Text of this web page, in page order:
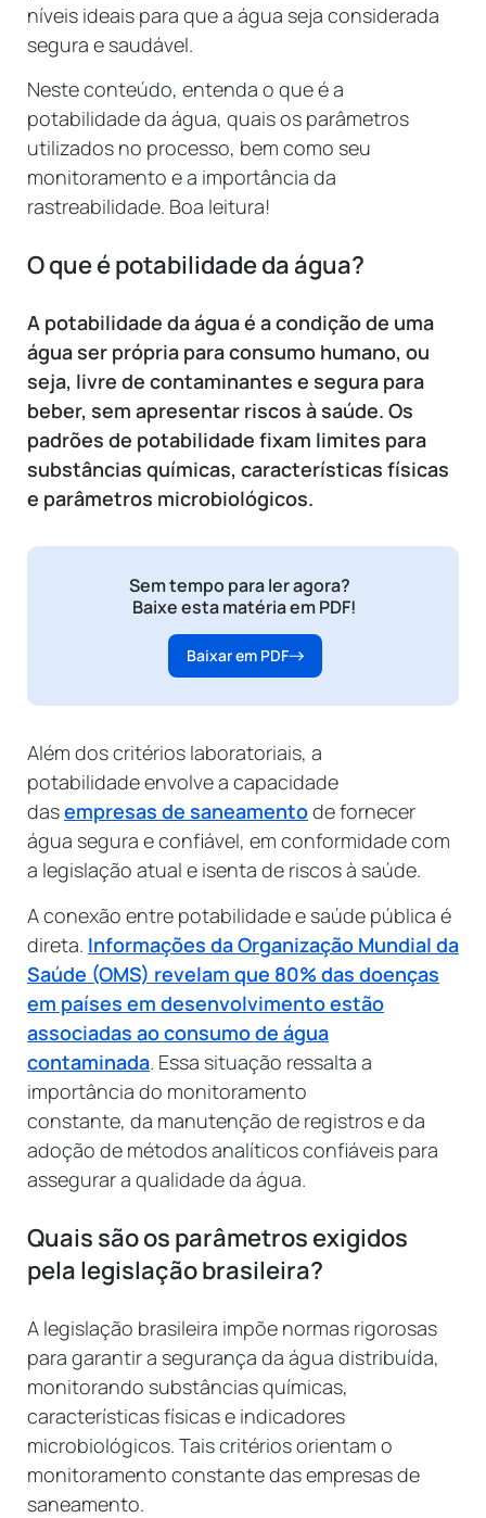
níveis ideais para que a água seja considerada
segura e saudável.
Neste conteúdo, entenda o que é a
potabilidade da água, quais os parâmetros
utilizados no processo, bem como seu
monitoramento e a importância da
rastreabilidade. Boa leitura!
O que é potabilidade da água?
A potabilidade da água é a condição de uma
água ser própria para consumo humano, ou
seja, livre de contaminantes e segura para
beber, sem apresentar riscos à saúde. Os
padrões de potabilidade fixam limites para
substâncias químicas, características físicas
e parâmetros microbiológicos.
Sem tempo para ler agora?
Baixe esta matéria em PDF!
Baixar em PDF
Além dos critérios laboratoriais, a
potabilidade envolve a capacidade
dasempresas de saneamentode fornecer
água segura e confiável, em conformidade com
a legislação atual e isenta de riscos à saúde.
A conexão entre potabilidade e saúde pública é
direta. Informações da Organização Mundial da
Saúde (OMS) revelam que 80% das doenças
em países em desenvolvimento estão
associadas ao consumo de água
contaminada. Essa situação ressalta a
importância do monitoramento
constante, da manutenção de registros e da
adoção de métodos analíticos confiáveis para
assegurar a qualidade da água.
Quais são os parâmetros exigidos
pela legislação brasileira?
A legislação brasileira impõe normas rigorosas
para garantir a segurança da água distribuída,
monitorando substâncias químicas,
características físicas e indicadores
microbiológicos. Tais critérios orientam o
monitoramento constante das empresas de
saneamento.